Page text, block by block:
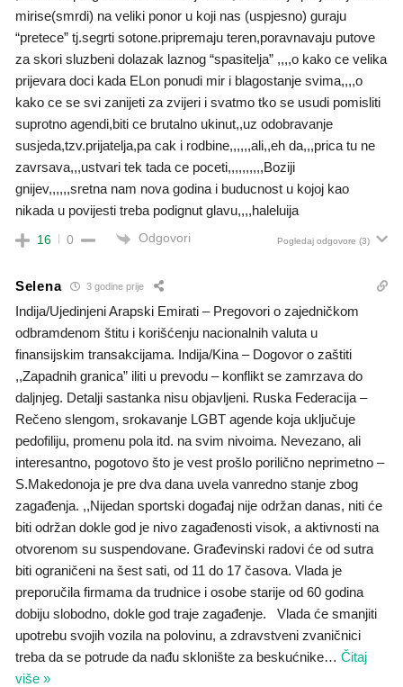
mirise(smrdi) na veliki ponor u koji nas (uspjesno) guraju
“pretece” tj.segrti sotone.pripremaju teren,poravnavaju putove
za skori sluzbeni dolazak laznog “spasitelja” ,,,,o kako ce velika
prijevara doci kada ELon ponudi mir i blagostanje svima,,,,o
kako ce se svi zanijeti za zvijeri i svatmo tko se usudi pomisliti
suprotno agendi,biti ce brutalno ukinut,,uz odobravanje
susjeda,tzv.prijatelja,pa cak i rodbine,,,,,,ali,,eh da,,,prica tu ne
zavrsava,,,ustvari tek tada ce poceti,,,,,,,,,,Boziji
gnijev,,,,,,sretna nam nova godina i buducnost u kojoj kao
nikada u povijesti treba podignut glavu,,,,haleluija
16 0 Odgovori Pogledaj odgovore (3)
Selena 3 godine prije
Indija/Ujedinjeni Arapski Emirati – Pregovori o zajedničkom
odbramdenom štitu i korišćenju nacionalnih valuta u
finansijskim transakcijama. Indija/Kina – Dogovor o zaštiti
,,Zapadnih granica” iliti u prevodu – konflikt se zamrzava do
daljnjeg. Detalji sastanka nisu objavljeni. Ruska Federacija –
Rečeno slengom, srokavanje LGBT agende koja uključuje
pedofiliju, promenu pola itd. na svim nivoima. Nevezano, ali
interesantno, pogotovo što je vest prošlo porilično neprimetno –
S.Makedonoja je pre dva dana uvela vanredno stanje zbog
zagađenja. ,,Nijedan sportski događaj nije održan danas, niti će
biti održan dokle god je nivo zagađenosti visok, a aktivnosti na
otvorenom su suspendovane. Građevinski radovi će od sutra
biti ograničeni na šest sati, od 11 do 17 časova. Vlada je
preporučila firmama da trudnice i osobe starije od 60 godina
dobiju slobodno, dokle god traje zagađenje. Vlada će smanjiti
upotrebu svojih vozila na polovinu, a zdravstveni zvaničnici
treba da se potrude da nađu sklonište za beskućnike… Čitaj
više »